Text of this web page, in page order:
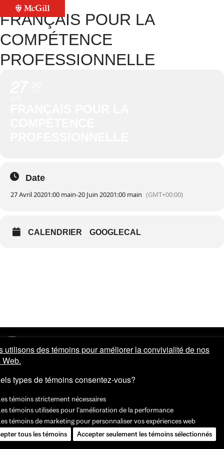
FRANÇAIS POUR LA
COMPÉTENCE
PROFESSIONNELLE
Date
27 Avril 20201:00 main-20 Juin 20201:00 main (GMT+00:00)
CALENDRIER GOOGLECAL
utilisons des témoins pour améliorer la convivialité de nos
types de témoins consentez-vous?
témoins strictement nécessaires
témoins utilisées pour l'amélioration de la performance
témoins de marketing pour personnaliser vos expériences web
tous les témoins
Accepter seulement les témoins sélectionnés